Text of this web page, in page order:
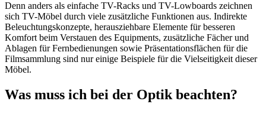
Denn anders als einfache TV-Racks und TV-Lowboards zeichnen
sich TV-Möbel durch viele zusätzliche Funktionen aus. Indirekte
Beleuchtungskonzepte, herausziehbare Elemente für besseren
Komfort beim Verstauen des Equipments, zusätzliche Fächer und
Ablagen für Fernbedienungen sowie Präsentationsflächen für die
Filmsammlung sind nur einige Beispiele für die Vielseitigkeit dieser
Möbel.
Was muss ich bei der Optik beachten?